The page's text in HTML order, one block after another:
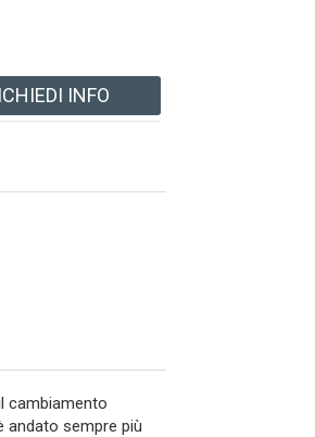
INFO
cambiamento
andato sempre più